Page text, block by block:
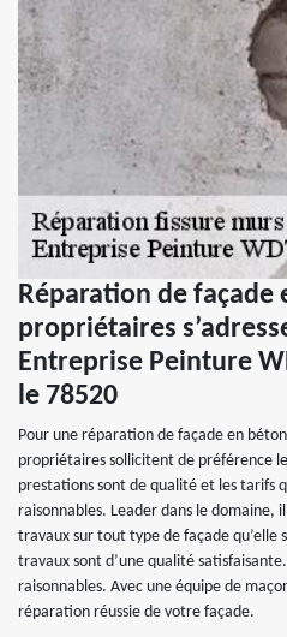
Réparation de façade
propriétaires
Entreprise Peinture
le 78520
Pour une réparation de façade en
propriétaires sollicitent de préférence
prestations sont de qualité et les tarifs
raisonnables. Leader dans le domaine,
travaux sur tout type de façade qu’elle
travaux sont d’une qualité
raisonnables. Avec une équipe de
réparation réussie de votre façade.